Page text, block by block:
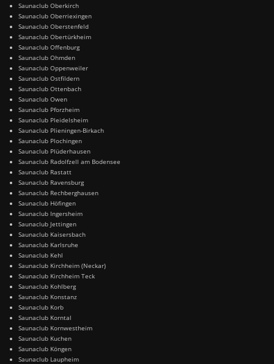
Saunaclub Oberkirch
Saunaclub Oberriexingen
Saunaclub Oberstenfeld
Saunaclub Obertürkheim
Saunaclub Offenburg
Saunaclub Ohmden
Saunaclub Oppenweiler
Saunaclub Ostfildern
Saunaclub Ottenbach
Saunaclub Owen
Saunaclub Pforzheim
Saunaclub Pleidelsheim
Saunaclub Plieningen-Birkach
Saunaclub Plochingen
Saunaclub Plüderhausen
Saunaclub Radolfzell am Bodensee
Saunaclub Rastatt
Saunaclub Ravensburg
Saunaclub Rechberghausen
Saunaclub Höfingen
Saunaclub Ingersheim
Saunaclub Jettingen
Saunaclub Kaisersbach
Saunaclub Karlsruhe
Saunaclub Kehl
Saunaclub Kirchheim (Neckar)
Saunaclub Kirchheim Teck
Saunaclub Kohlberg
Saunaclub Konstanz
Saunaclub Korb
Saunaclub Korntal
Saunaclub Kornwestheim
Saunaclub Kuchen
Saunaclub Köngen
Saunaclub Laupheim